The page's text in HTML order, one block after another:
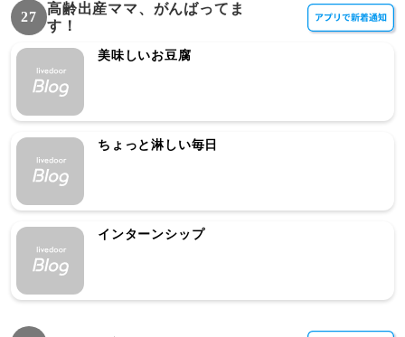
27
高齢出産ママ、がんばってま
す！
美味しいお豆腐
ちょっと淋しい毎日
インターンシップ